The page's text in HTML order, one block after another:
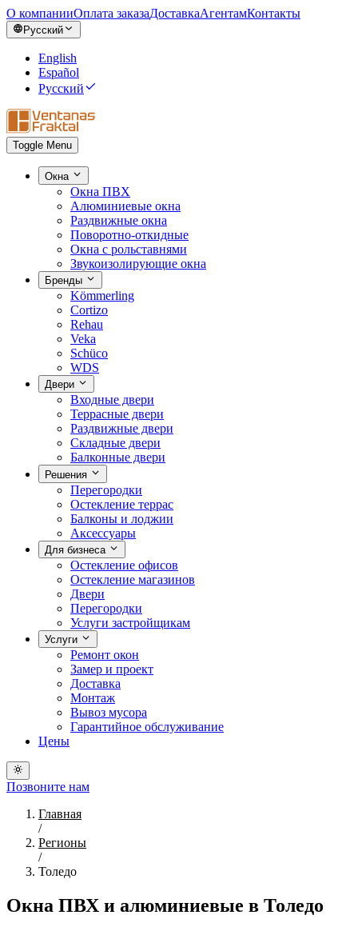
О компанииОплата заказаДоставкаАгентамКонтакты
Русский
English
Español
Русский
Toggle Menu
Окна
Окна ПВХ
Алюминиевые окна
Раздвижные окна
Поворотно-откидные
Окна с рольставнями
Звукоизолирующие окна
Бренды
Kömmerling
Cortizo
Rehau
Veka
Schüco
WDS
Двери
Входные двери
Террасные двери
Раздвижные двери
Складные двери
Балконные двери
Решения
Перегородки
Остекление террас
Балконы и лоджии
Аксессуары
Для бизнеса
Остекление офисов
Остекление магазинов
Двери
Перегородки
Услуги застройщикам
Услуги
Ремонт окон
Замер и проект
Доставка
Монтаж
Вывоз мусора
Гарантийное обслуживание
Цены
Позвоните нам
Главная
/
Регионы
/
Толедо
Окна ПВХ и алюминиевые в Толедо